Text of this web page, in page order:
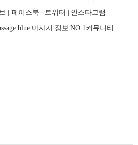
| 페이스북 | 트위터 | 인스타그램
마사지 정보 NO.1커뮤니티